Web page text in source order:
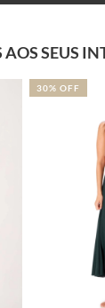
SEUS
30% OFF